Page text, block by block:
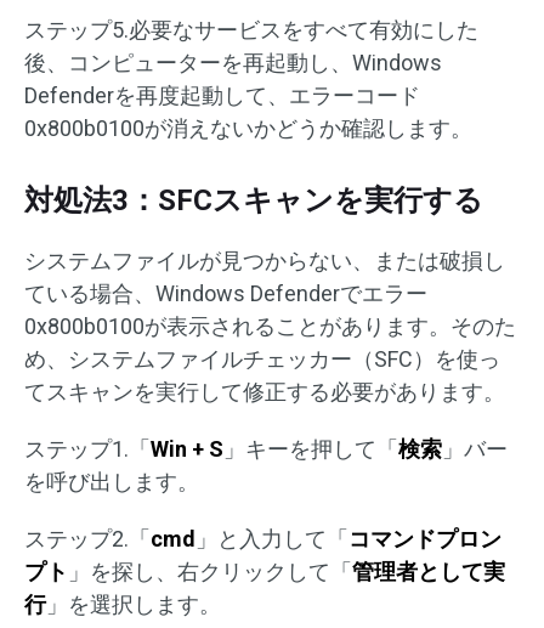
ステップ5.必要なサービスをすべて有効にした
後、コンピューターを再起動し、Windows
Defenderを再度起動して、エラーコード
0x800b0100が消えないかどうか確認します。
対処法3：SFCスキャンを実行する
システムファイルが見つからない、または破損し
ている場合、Windows Defenderでエラー
0x800b0100が表示されることがあります。そのた
め、システムファイルチェッカー（SFC）を使っ
てスキャンを実行して修正する必要があります。
ステップ1.「Win + S 」キーを押して「検索 」バー
を呼び出します。
ステップ2.「cmd 」と入力して「コマンドプロン
プト 」を探し、右クリックして「管理者として実
行」を選択します。